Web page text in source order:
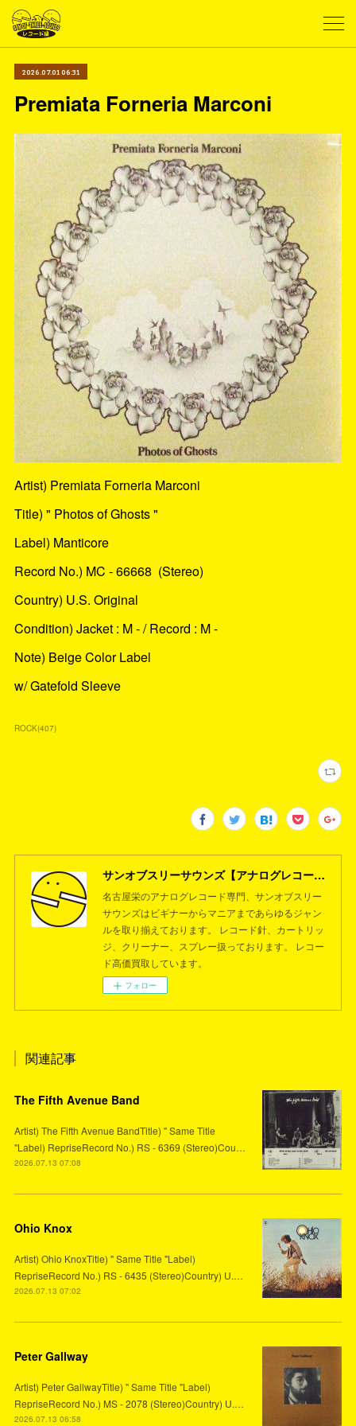
2026.07.01 06:31
Premiata Forneria Marconi
Artist) Premiata Forneria Marconi
Title) " Photos of Ghosts "
Label) Manticore
Record No.) MC - 66668 (Stereo)
Country) U.S. Original
Condition) Jacket : M - / Record : M -
Note) Beige Color Label
w/ Gatefold Sleeve
ROCK(407)
サンオブスリーサウンズ【アナログレコード専門店】名古屋栄
名古屋栄のアナログレコード専門、サンオブスリー
サウンズはビギナーからマニアまであらゆるジャン
ルを取り揃えております。 レコード針、カートリッ
ジ、クリーナー、スプレー扱っております。 レコー
ド高価買取しています。
フォロー
関連記事
The Fifth Avenue Band
Artist) The Fifth Avenue BandTitle) " Same Title
"Label) RepriseRecord No.) RS - 6369 (Stereo)Cou…
2026.07.13 07:08
Ohio Knox
Artist) Ohio KnoxTitle) " Same Title "Label)
RepriseRecord No.) RS - 6435 (Stereo)Country) U.…
2026.07.13 07:02
Peter Gallway
Artist) Peter GallwayTitle) " Same Title "Label)
RepriseRecord No.) MS - 2078 (Stereo)Country) U.…
2026.07.13 06:58